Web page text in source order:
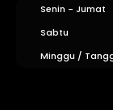
Senin - Jumat
Sabtu
Minggu /